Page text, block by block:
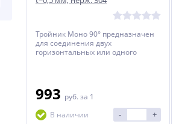
Тройник Моно 90° предназначен
для соединения двух
горизонтальных или одного
993 руб. за 1
В наличии
- +